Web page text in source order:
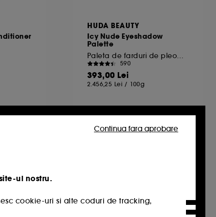
HUDA BEAUTY
Icy Nude Eyeshadow
Palette
590
393,00 Lei
2.456,25 Lei / 100g
ul nostru.
cookie-uri si alte coduri de tracking,
Continua fara aprobare